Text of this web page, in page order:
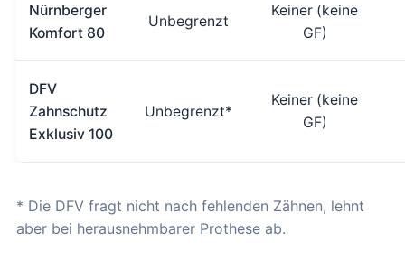
Nürnberger
Komfort 80
Unbegrenzt
Keiner (keine
GF)
DFV
Zahnschutz
Exklusiv 100
Unbegrenzt*
Keiner (keine
GF)
* Die DFV fragt nicht nach fehlenden Zähnen, lehnt
aber bei herausnehmbarer Prothese ab.